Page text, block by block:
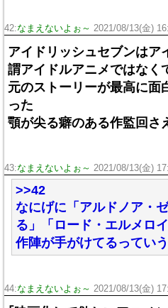
42:なまえないよぉ～ 2021/08/13(金)
アイドリッシュセブンはア
謂アイドルアニメではなく
元のストーリーが最高に面
った
顎が尖る癖のある作監回さ
43:なまえないよぉ～ 2021/08/13(金)
>>42
なにげに「アルドノア・
る」「ロード・エルメロ
作陣が手がけてるってい
44:なまえないよぉ～ 2021/08/13(金)